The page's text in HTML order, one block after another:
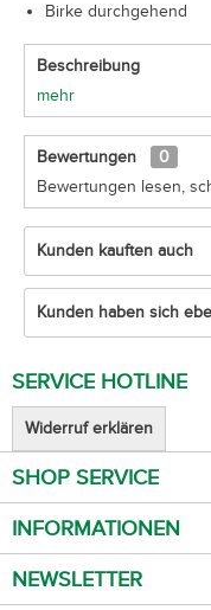
Birke durchgehend
Beschreibung
mehr
Bewertungen
0
Bewertungen lesen,
Kunden kauften auch
Kunden haben sich
SERVICE HOTLINE
Widerruf erklären
SHOP SERVICE
INFORMATIONEN
NEWSLETTER